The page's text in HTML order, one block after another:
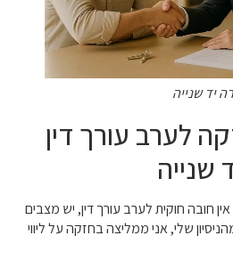
יד שנייה
לערב עורך דין
שנייה
חובה חוקית לערב עורך דין, יש מצבים
שלי, אני ממליצה בחזקה על ליווי